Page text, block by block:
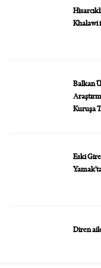
Khalawi
Balkan
Kuruşa
Eski
Diren